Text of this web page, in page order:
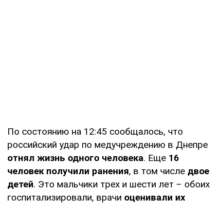
По состоянию на 12:45 сообщалось, что
российский удар по медучреждению в Днепре
отнял жизнь одного человека. Еще 16
человек получили ранения, в том числе двое
детей. Это мальчики трех и шести лет – обоих
госпитализировали, врачи оценивали их